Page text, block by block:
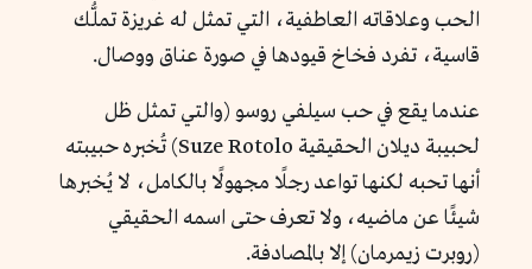
الحب وعلاقاته العاطفية، التي تمثل له غريزة تملُّك
قاسية، تفرد فخاخ قيودها في صورة عناق ووصال.
عندما يقع في حب سيلفي روسو (والتي تمثل ظل
لحبيبة ديلان الحقيقية Suze Rotolo) تُخبره حبيبته
أنها تحبه لكنها تواعد رجلًا مجهولًا بالكامل، لا يُخبرها
شيئًا عن ماضيه، ولا تعرف حتى اسمه الحقيقي
(روبرت زيمرمان) إلا بالمصادفة.